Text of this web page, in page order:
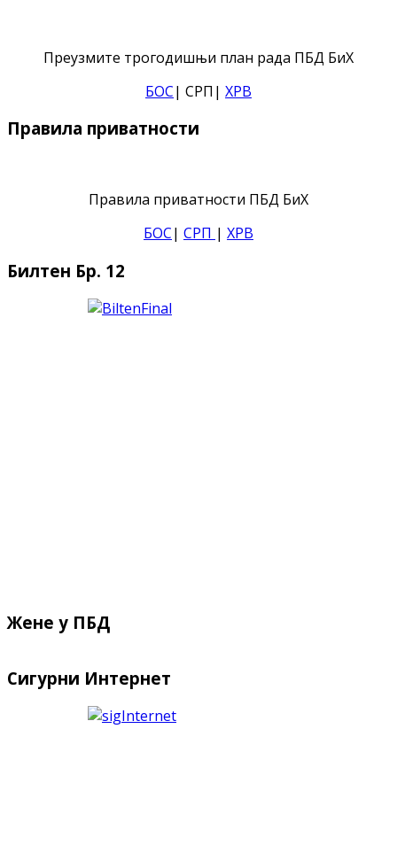
Преузмите трогодишњи план рада ПБД БиХ
БОС| СРП| ХРВ
Правила приватности
Правила приватности ПБД БиХ
БОС| СРП | ХРВ
Билтен Бр. 12
Жене у ПБД
Сигурни Интернет